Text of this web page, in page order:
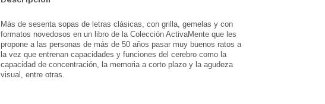
Más de sesenta sopas de letras clásicas, con grilla, gemelas y con
formatos novedosos en un libro de la Colección ActivaMente que les
propone a las personas de más de 50 años pasar muy buenos ratos a
la vez que entrenan capacidades y funciones del cerebro como la
capacidad de concentración, la memoria a corto plazo y la agudeza
visual, entre otras.